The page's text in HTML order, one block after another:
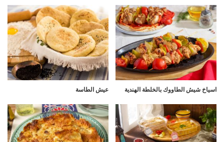
اسياخ شيش الطاووك بالخلطة الهندية عيش الطاسة